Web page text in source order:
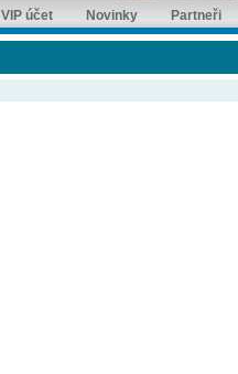
VIP účet Novinky Partneři